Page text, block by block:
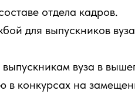
отдела кадров.
для выпускников
вуза в
в конкурсах на